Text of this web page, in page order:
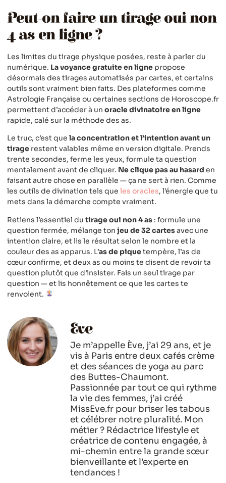
Peut-on faire un tirage oui non
4 as en ligne ?
Les limites du tirage physique posées, reste à parler du
numérique. La voyance gratuite en ligne propose
désormais des tirages automatisés par cartes, et certains
outils sont vraiment bien faits. Des plateformes comme
Astrologie Française ou certaines sections de Horoscope.fr
permettent d’accéder à un oracle divinatoire en ligne
rapide, calé sur la méthode des as.
Le truc, c’est que la concentration et l’intention avant un
tirage restent valables même en version digitale. Prends
trente secondes, ferme les yeux, formule ta question
mentalement avant de cliquer. Ne clique pas au hasard en
faisant autre chose en parallèle — ça ne sert à rien. Comme
les outils de divination tels que les oracles, l’énergie que tu
mets dans la démarche compte vraiment.
Retiens l’essentiel du tirage oui non 4 as : formule une
question fermée, mélange ton jeu de 32 cartesavec une
intention claire, et lis le résultat selon le nombre et la
couleur des as apparus. L’as de piquetempère, l’as de
cœur confirme, et deux as ou moins te disent de revoir ta
question plutôt que d’insister. Fais un seul tirage par
question — et lis honnêtement ce que les cartes te
renvoient.
Eve
Je m’appelle Ève, j’ai 29 ans, et je
vis à Paris entre deux cafés crème
et des séances de yoga au parc
des Buttes-Chaumont.
Passionnée par tout ce qui rythme
la vie des femmes, j’ai créé
MissEve.fr pour briser les tabous
et célébrer notre pluralité. Mon
métier ? Rédactrice lifestyle et
créatrice de contenu engagée, à
mi-chemin entre la grande sœur
bienveillante et l’experte en
tendances !